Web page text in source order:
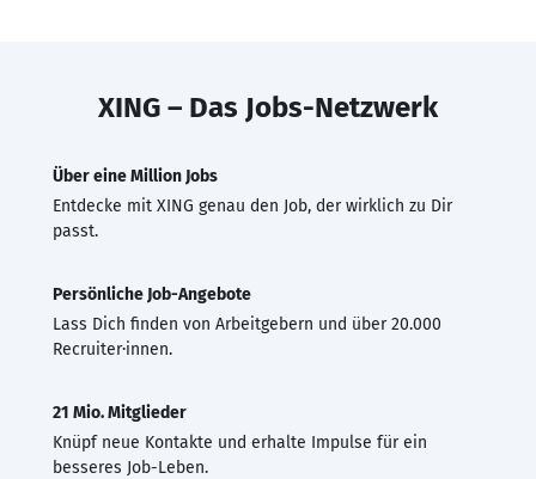
XING – Das Jobs-Netzwerk
Über eine Million Jobs
Entdecke mit XING genau den Job, der wirklich zu Dir
passt.
Persönliche Job-Angebote
Lass Dich finden von Arbeitgebern und über 20.000
Recruiter·innen.
21 Mio. Mitglieder
Knüpf neue Kontakte und erhalte Impulse für ein
besseres Job-Leben.